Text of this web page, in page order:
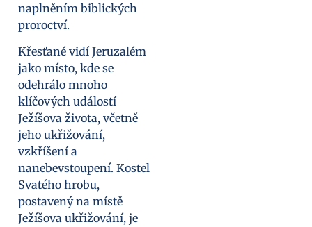
naplněním biblických
proroctví.
Křesťané vidí Jeruzalém
jako místo, kde se
odehrálo mnoho
klíčových událostí
Ježíšova života, včetně
jeho ukřižování,
vzkříšení a
nanebevstoupení. Kostel
Svatého hrobu,
postavený na místě
Ježíšova ukřižování, je